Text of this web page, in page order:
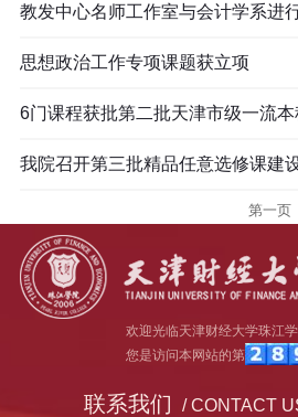
思想政治工作专项课题获立项
第一页
欢迎光临天津财经大学珠江学
您是访问本网站的第
联系我们 / CONTACT